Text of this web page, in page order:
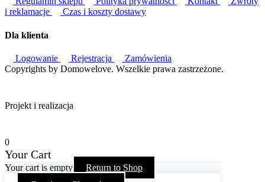
i reklamacje
Czas i koszty dostawy
Dla klienta
Logowanie Rejestracja
Zamówienia
Copyrights by Domowelove. Wszelkie prawa zastrzeżone.
Projekt i realizacja
0
Your Cart
Your cart is empty Return to Shop